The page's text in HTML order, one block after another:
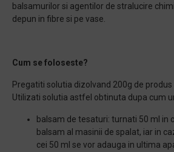
balsamurilor si agentilor de stralucire
depun in fibre si pe vase.
Cum se foloseste?
Pregatiti solutia dizolvand 200g de produs
Utilizati solutia astfel obtinuta dupa cum
balsam de tesaturi: turnati 50 ml in
balsam al masinii de spalat, iar in
cei 50 ml se vor adauga in ultima